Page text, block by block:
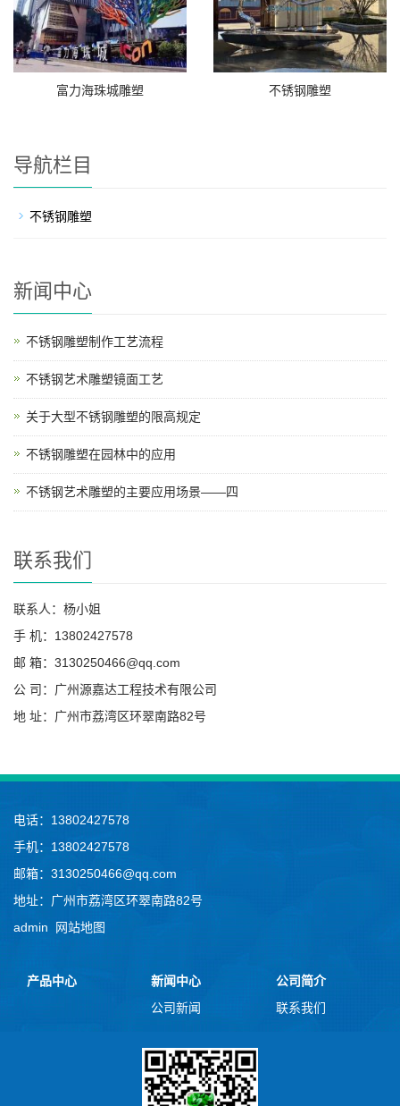
富力海珠城雕塑 不锈钢雕塑
导航栏目
不锈钢雕塑
新闻中心
不锈钢雕塑制作工艺流程
不锈钢艺术雕塑镜面工艺
关于大型不锈钢雕塑的限高规定
不锈钢雕塑在园林中的应用
不锈钢艺术雕塑的主要应用场景——四
联系我们
联系人：杨小姐
手 机：13802427578
邮 箱：3130250466@qq.com
公 司：广州源嘉达工程技术有限公司
地 址：广州市荔湾区环翠南路82号
电话：13802427578
手机：13802427578
邮箱：3130250466@qq.com
地址：广州市荔湾区环翠南路82号
admin
网站地图
产品中心
新闻中心
公司新闻
公司简介
联系我们